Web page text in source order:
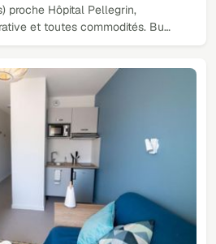
proche Hôpital Pellegrin,
et toutes commodités. Bu…